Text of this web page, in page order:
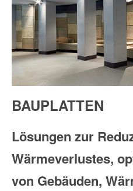
BAUPLATTEN
Lösungen zur
Wärmeverlustes,
von Gebäuden,